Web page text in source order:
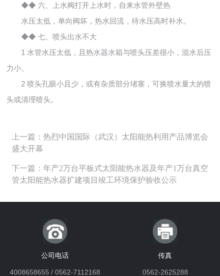
◆◆ 六、上水阀打开上水时，自来水管外壁热
水压太低，单向阀坏，热水回流，待水压高时补水。
◆◆ 七、喷头出水不大
1 水管水压太低，且热水器水箱与喷头压差很小，混水后压
力小。
2 喷头孔眼小且少，或有杂质部分堵塞，可换喷水量大的喷
头或清理喷头。
上一篇：热烈中国国际（武汉）太阳能热利用产品博览会
盛大开幕
下一篇：年产2万台平板式太阳能热水器及年产1万台真空
管太阳能热水器扩建项目竣工环境保护验收公示
公司电话
4008658655 / 0562-7112168
传真
0562-2625288